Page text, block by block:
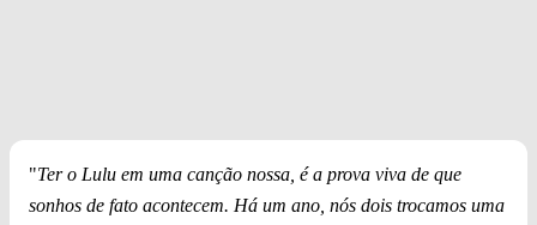
"Ter o Lulu em uma canção nossa, é a prova viva de que
sonhos de fato acontecem. Há um ano, nós dois trocamos uma